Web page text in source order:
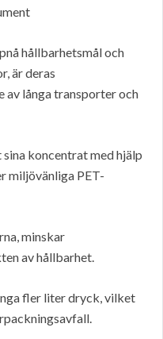
hållbarhetsmål och
är deras
av långa transporter och
koncentrat med hjälp
miljövänliga PET-
minskar
av hållbarhet.
fler liter dryck, vilket